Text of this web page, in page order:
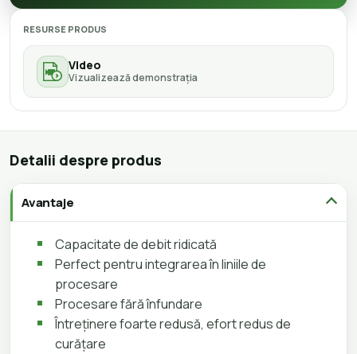
RESURSE PRODUS
Video
Vizualizează demonstrația
Detalii despre produs
Avantaje
Capacitate de debit ridicată
Perfect pentru integrarea în liniile de
procesare
Procesare fără înfundare
Întreținere foarte redusă, efort redus de
curățare